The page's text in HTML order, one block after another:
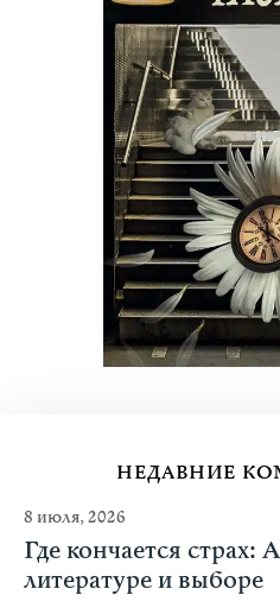
НЕДАВНИЕ
8 июля, 2026
Где кончается
литературе и выборе